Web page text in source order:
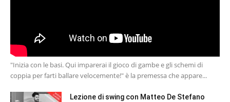
"Inizia con le basi. Qui imparerai il gioco di gambe e gli schemi di
coppia per farti ballare velocemente!" è la premessa che appare...
Lezione di swing con Matteo De Stefano